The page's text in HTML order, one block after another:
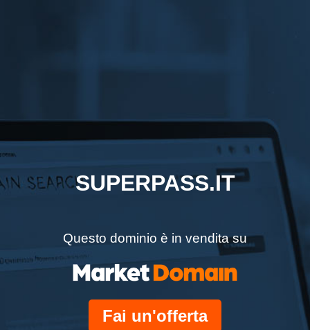
SUPERPASS.IT
Questo dominio è in vendita su
Fai un'offerta